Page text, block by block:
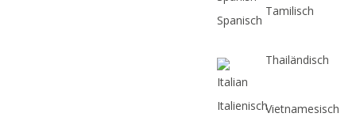
Spanisch
Italienisch
Tamilisch
Thailändisch
Vietnamesisch